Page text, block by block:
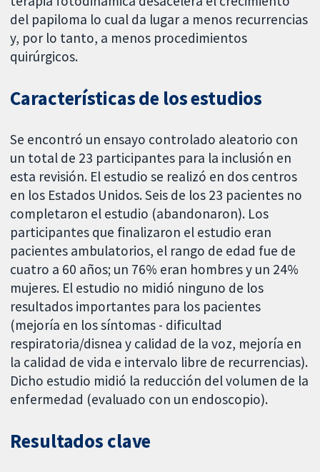
del papiloma lo cual da lugar a menos recurrencias
y, por lo tanto, a menos procedimientos
quirúrgicos.
Características de los estudios
Se encontró un ensayo controlado aleatorio con
un total de 23 participantes para la inclusión en
esta revisión. El estudio se realizó en dos centros
en los Estados Unidos. Seis de los 23 pacientes no
completaron el estudio (abandonaron). Los
participantes que finalizaron el estudio eran
pacientes ambulatorios, el rango de edad fue de
cuatro a 60 años; un 76% eran hombres y un 24%
mujeres. El estudio no midió ninguno de los
resultados importantes para los pacientes
(mejoría en los síntomas - dificultad
respiratoria/disnea y calidad de la voz, mejoría en
la calidad de vida e intervalo libre de recurrencias).
Dicho estudio midió la reducción del volumen de la
enfermedad (evaluado con un endoscopio).
Resultados clave